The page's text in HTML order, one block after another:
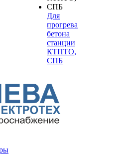
Для
прогрева
бетона
станции
КТПТО,
СПБ